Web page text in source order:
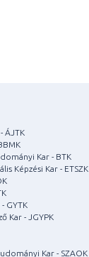
ÁJTK
Kar - BTK
Képzési Kar - ETSZK
GYTK
Kar - JGYPK
Kar - SZAOK